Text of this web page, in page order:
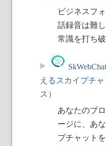
ビジネスフ
話録音は難
常識を打ち破
えるスカイプチ
ス）
あなたのブ
ージに、あ
プチャット